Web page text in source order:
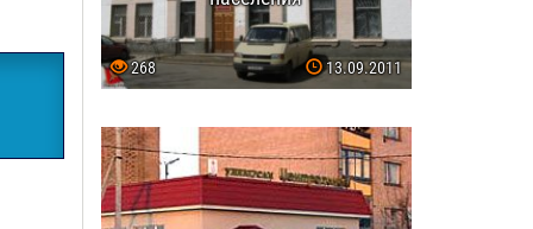
268 13.09.2011